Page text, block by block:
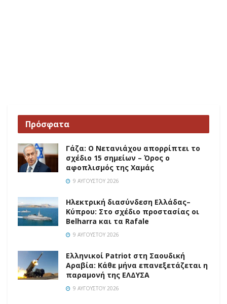
Πρόσφατα
Γάζα: Ο Νετανιάχου απορρίπτει το
σχέδιο 15 σημείων – Όρος ο
αφοπλισμός της Χαμάς
9 ΑΥΓΟΎΣΤΟΥ 2026
Ηλεκτρική διασύνδεση Ελλάδας–
Κύπρου: Στο σχέδιο προστασίας οι
Belharra και τα Rafale
9 ΑΥΓΟΎΣΤΟΥ 2026
Ελληνικοί Patriot στη Σαουδική
Αραβία: Κάθε μήνα επανεξετάζεται η
παραμονή της ΕΛΔΥΣΑ
9 ΑΥΓΟΎΣΤΟΥ 2026